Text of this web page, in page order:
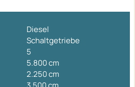
Diesel
Schaltgetriebe
5
5.800 cm
2.250 cm